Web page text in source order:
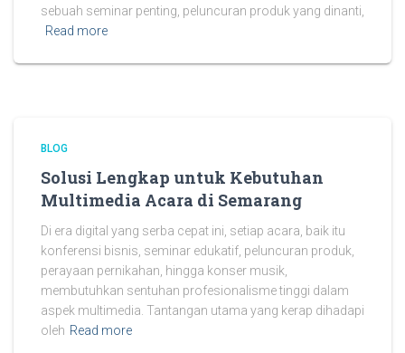
sebuah seminar penting, peluncuran produk yang dinanti,
Read more
BLOG
Solusi Lengkap untuk Kebutuhan
Multimedia Acara di Semarang
Di era digital yang serba cepat ini, setiap acara, baik itu
konferensi bisnis, seminar edukatif, peluncuran produk,
perayaan pernikahan, hingga konser musik,
membutuhkan sentuhan profesionalisme tinggi dalam
aspek multimedia. Tantangan utama yang kerap dihadapi
oleh Read more